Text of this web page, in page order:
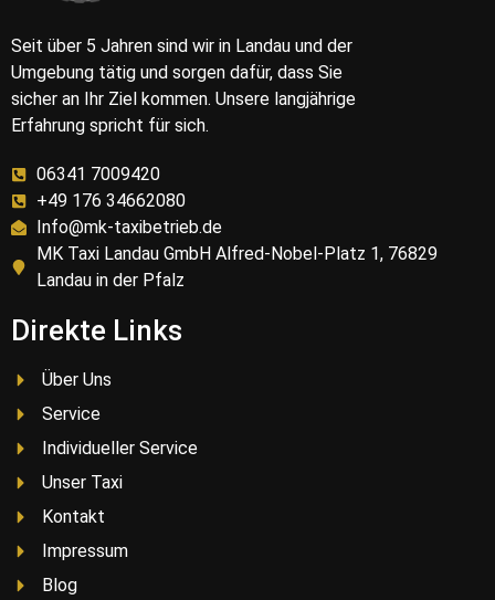
Seit über 5 Jahren sind wir in Landau und der
Umgebung tätig und sorgen dafür, dass Sie
sicher an Ihr Ziel kommen. Unsere langjährige
Erfahrung spricht für sich.
06341 7009420
+49 176 34662080
Info@mk-taxibetrieb.de
MK Taxi Landau GmbH Alfred-Nobel-Platz 1, 76829
Landau in der Pfalz
Direkte Links
Über Uns
Service
Individueller Service
Unser Taxi
Kontakt
Impressum
Blog